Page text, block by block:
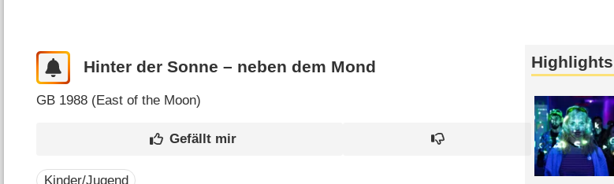
Hinter der Sonne – neben dem Mond
GB 1988 (East of the Moon)
Kinder/Jugend
Highlights